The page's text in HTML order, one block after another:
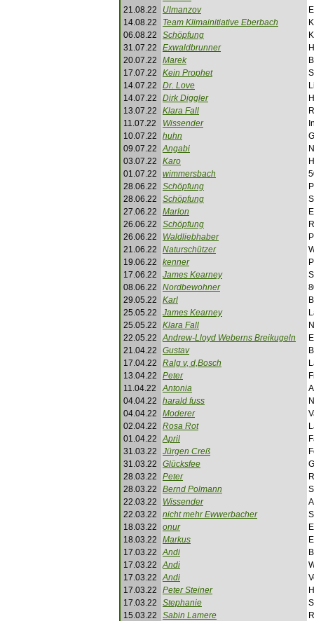
21.08.22
Ulmanzov
14.08.22
Team Klimainitiative Eberbach
06.08.22
Schöpfung
31.07.22
Exwaldbrunner
20.07.22
Marek
17.07.22
Kein Prophet
14.07.22
Dr. Love
14.07.22
Dirk Diggler
13.07.22
Klara Fall
11.07.22
Wissender
10.07.22
huhn
09.07.22
Angabi
03.07.22
Karo
01.07.22
wimmersbach
28.06.22
Schöpfung
28.06.22
Schöpfung
27.06.22
Marlon
26.06.22
Schöpfung
26.06.22
Waldliebhaber
21.06.22
Naturschützer
19.06.22
kenner
17.06.22
James Kearney
08.06.22
Nordbewohner
29.05.22
Karl
25.05.22
James Kearney
25.05.22
Klara Fall
22.05.22
Andrew-Lloyd Weberns Breikugeln
21.04.22
Gustav
17.04.22
Ralg v, d,Bosch
13.04.22
Peter
11.04.22
Antonia
04.04.22
harald fuss
04.04.22
Moderer
02.04.22
Rosa Rot
01.04.22
April
31.03.22
Jürgen Creß
31.03.22
Glücksfee
28.03.22
Peter
28.03.22
Bernd Polmann
22.03.22
Wissender
22.03.22
nicht mehr Ewwerbacher
18.03.22
onur
18.03.22
Markus
17.03.22
Andi
17.03.22
Andi
17.03.22
Andi
17.03.22
Peter Steiner
17.03.22
Stephanie
15.03.22
Sabin Lamere